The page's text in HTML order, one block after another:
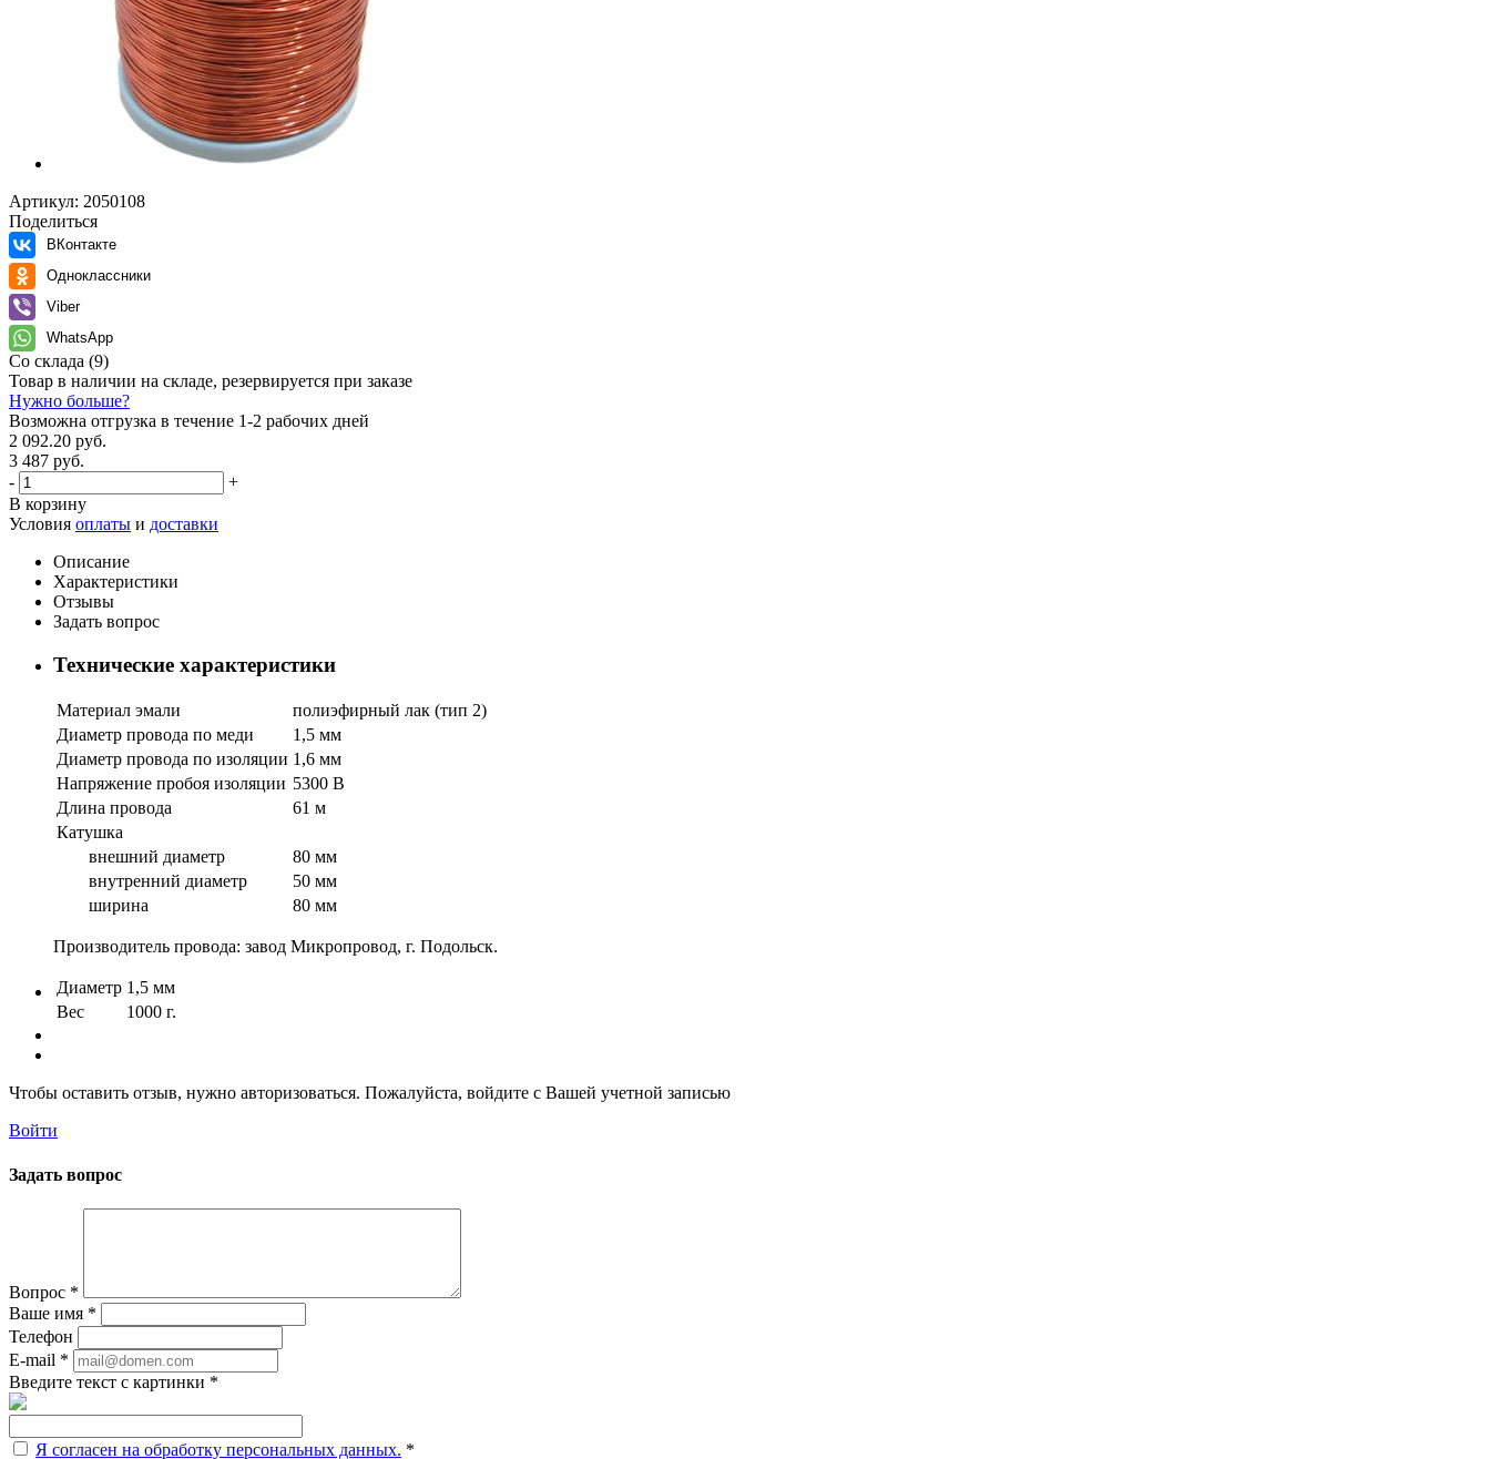
Артикул: 2050108
Поделиться
ВКонтакте
Одноклассники
Viber
WhatsApp
Со склада (9)
Товар в наличии на складе, резервируется при заказе
Нужно больше?
Возможна отгрузка в течение 1-2 рабочих дней
2 092.20 руб.
3 487 руб.
-
+
В корзину
Условия оплаты и доставки
Описание
Характеристики
Отзывы
Задать вопрос
Технические характеристики
Материал эмали
полиэфирный лак (тип 2)
Диаметр провода по меди
1,5 мм
Диаметр провода по изоляции 1,6 мм
Напряжение пробоя изоляции 5300 В
Длина провода
61 м
Катушка
внешний диаметр
80 мм
внутренний диаметр
50 мм
ширина
80 мм
Производитель провода: завод Микропровод, г. Подольск.
Диаметр 1,5 мм
Вес
1000 г.
Чтобы оставить отзыв, нужно авторизоваться. Пожалуйста, войдите с Вашей учетной записью
Войти
Задать вопрос
Вопрос *
Ваше имя *
Телефон
E-mail *
Введите текст с картинки *
Я согласен на обработку персональных данных. *